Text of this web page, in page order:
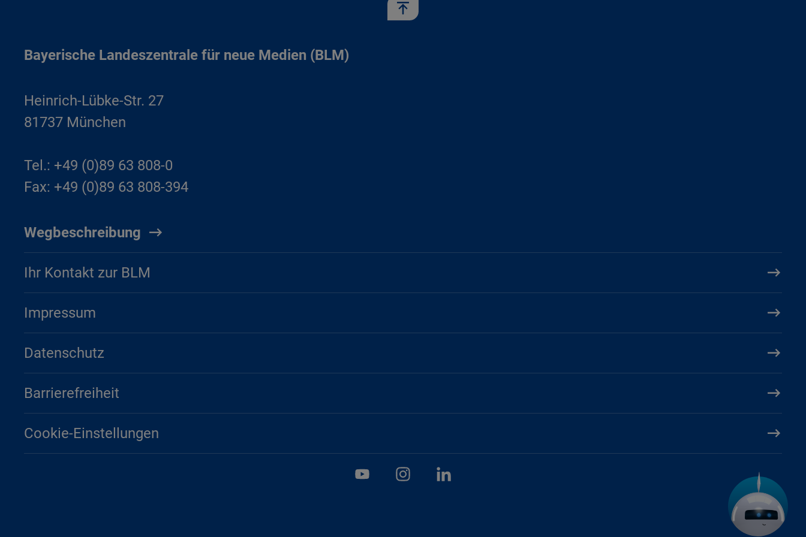
Bayerische Landeszentrale für neue Medien (BLM)
Heinrich-Lübke-Str. 27
81737 München
Tel.: +49 (0)89 63 808-0
Fax: +49 (0)89 63 808-394
Wegbeschreibung
Ihr Kontakt zur BLM
Impressum
Datenschutz
Barrierefreiheit
Cookie-Einstellungen